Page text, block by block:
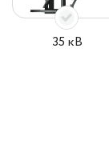
35 кВ